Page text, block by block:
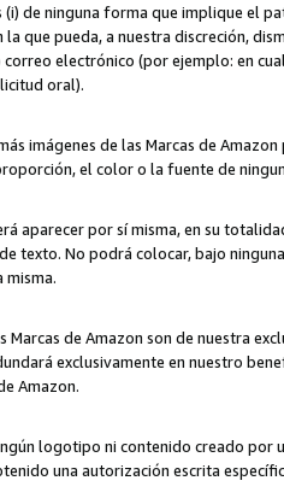
(i) de ninguna forma que implique el
la que pueda, a nuestra discreción,
electrónico (por ejemplo: en
oral).
imágenes de las Marcas de
el color o la fuente de
aparecer por sí misma, en su
texto. No podrá colocar, bajo
misma.
Marcas de Amazon son de nuestra
exclusivamente en nuestro
Amazon.
logotipo ni contenido creado por
una autorización escrita